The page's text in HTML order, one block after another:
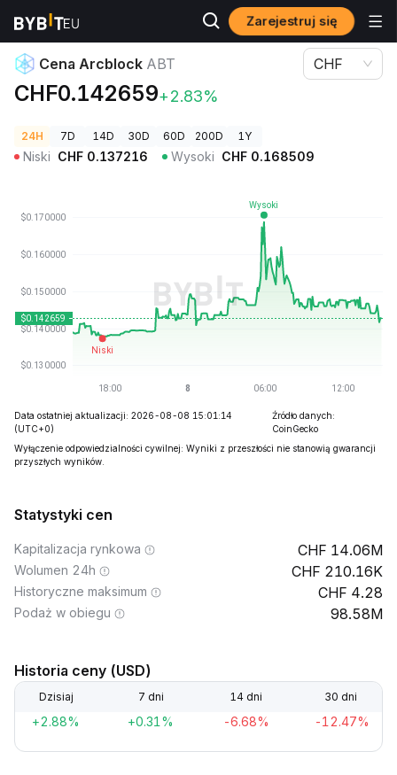
Zarejestruj się
Ceny kryptowalut Cena Arcblock ABT
Cena Arcblock ABT
CHF0.142659+2.83%
CHF
24H 7D 14D 30D 60D 200D 1Y
Niski CHF 0.137216 Wysoki CHF 0.168509
Data ostatniej aktualizacji: 2026-08-08 15:01:14
(UTC+0)
Źródło danych:
CoinGecko
Wyłączenie odpowiedzialności cywilnej: Wyniki z przeszłości nie stanowią gwarancji
przyszłych wyników.
Statystyki cen
Kapitalizacja rynkowa 14.06M
Wolumen 24h 210.16K
Historyczne maksimum 4.28
Podaż w obiegu 98.58M
Historia ceny (USD)
Dzisiaj 7 dni 14 dni 30 dni
+2.88% +0.31% -6.68% -12.47%